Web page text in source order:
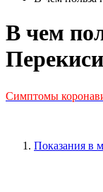
В чем
Симптомы
Показания в